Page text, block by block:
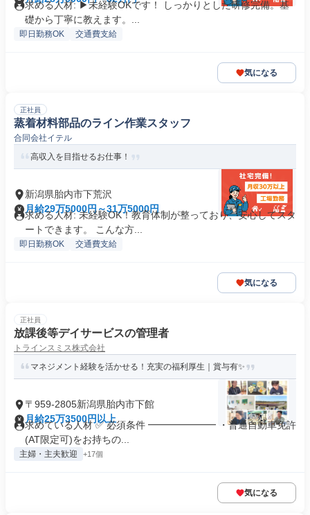
求める人材: ▶未経験OKです！ しっかりとした研修完備。基
礎から丁寧に教えます。...
即日勤務OK 交通費支給
気になる
正社員
蒸着材料部品のライン作業スタッフ
合同会社イテル
高収入を目指せるお仕事！
新潟県胎内市下荒沢
月給29万5000円～31万5000円
求める人材: 未経験OK！教育体制が整っており、安心してスタ
ートできます。 こんな方...
即日勤務OK 交通費支給
気になる
正社員
放課後等デイサービスの管理者
トラインスミス株式会社
マネジメント経験を活かせる！充実の福利厚生｜賞与有✨
〒959-2805新潟県胎内市下館
月給25万3500円以上
求めている人材 ✅ 必須条件 ━━━━━━━ ・普通自動車免許
(AT限定可)をお持ちの...
主婦・主夫歓迎 +17個
気になる